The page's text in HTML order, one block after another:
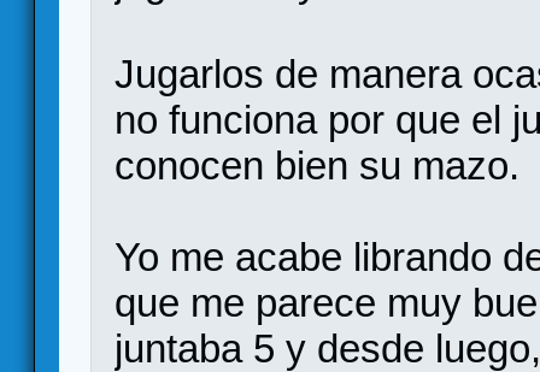
Jugarlos de manera
no funciona por que el
conocen bien su mazo.
Yo me acabe librando
que me parece muy
juntaba 5 y desde